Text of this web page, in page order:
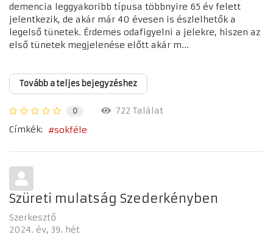
demencia leggyakoribb típusa többnyire 65 év felett
jelentkezik, de akár már 40 évesen is észlelhetők a
legelső tünetek. Érdemes odafigyelni a jelekre, hiszen az
első tünetek megjelenése előtt akár m...
Tovább a teljes bejegyzéshez
0
722 Találat
Címkék:
sokféle
Szüreti mulatság Szederkényben
Szerkesztő
2024. év 39. hét